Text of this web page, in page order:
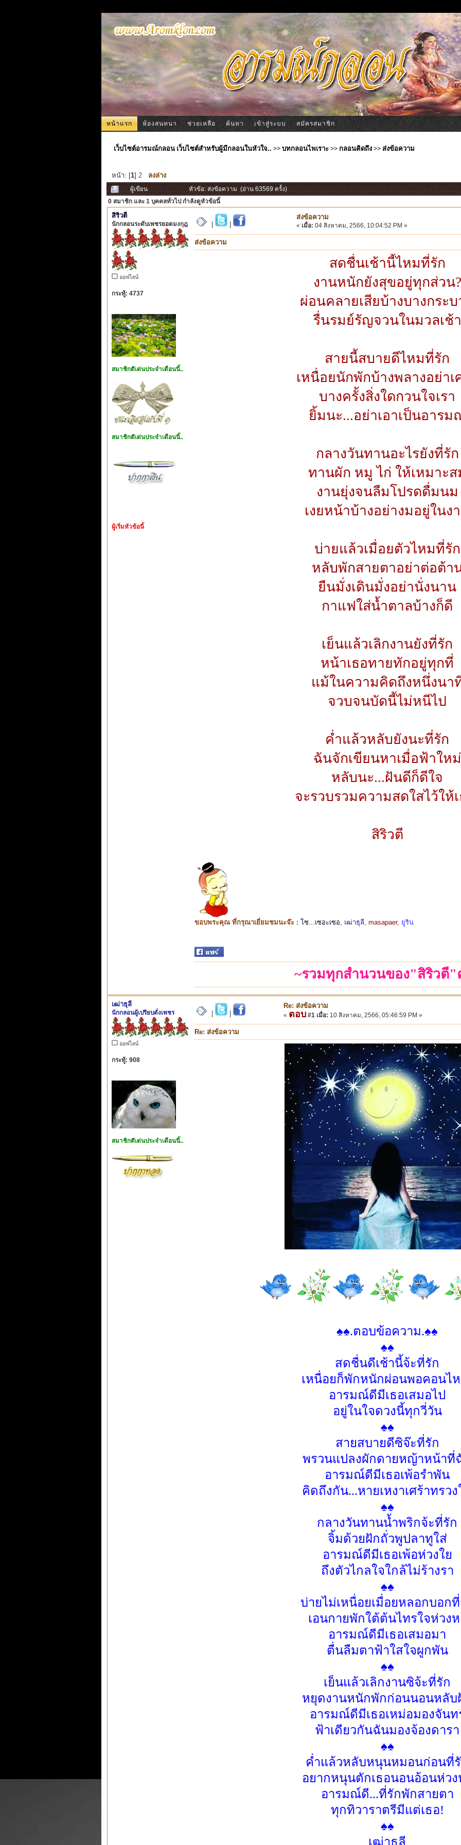
หน้าแรก ห้องสนทนา ช่วยเหลือ ค้นหา เข้าสู่ระบบ สมัครสมาชิก
เว็บไซต์อารมณ์กลอน เว็บไซต์สำหรับผู้มีกลอนในหัวใจ.. >>บทกลอนไพเราะ>>กลอนคิดถึง>>ส่งข้อความ
หน้า: [1] 2 ลงล่าง
ผู้เขียน
หัวข้อ: ส่งข้อความ (อ่าน 63569 ครั้ง)
0 สมาชิก และ 1 บุคคลทั่วไป กำลังดูหัวข้อนี้
สิริวตี
นักกลอนระดับเพชรยอดมงกุฎ
ออฟไลน์
กระทู้: 4737
สมาชิกดีเด่นประจำเดือนนี้..
สมาชิกดีเด่นประจำเดือนนี้..
ผู้เริ่มหัวข้อนี้
ส่งข้อความ
« เมื่อ: 04 สิงหาคม, 2566, 10:04:52 PM »
ส่งข้อความ
สดชื่นเช้านี้ไหมที่รัก
งานหนักยังสุขอยู่ทุกส่วน?
ผ่อนคลายเสียบ้างบางกระ
รื่นรมย์รัญจวนในมวลเช้า
สายนี้สบายดี​ไหมที่​รัก
เหนื่อยนักพักบ้างพลางอย่าเ
บางครั้งสิ่งใดกวนใจเรา
ยิ้มนะ...อย่าเอาเป็นอารม
กลางวันทานอะไรยังที่รัก
ทานผัก​ หมู​ ไก่​ ให้เหมาะ
งานยุ่งจนลืมโปรดดื่มนม
เงยหน้าบ้างอย่างมอยู่ในง
บ่ายแล้วเมื่อยตัวไหมที่รัก
หลับพักสายตาอย่าต่อต้า
ยืนมั่งเดินมั่งอย่านั่งนาน
กาแฟใส่น้ำตาลบ้างก็ดี
เย็นแล้วเลิกงานยังที่รัก
หน้าเธอทายทักอยู่ทุกที่
แม้ในความคิดถึงหนึ่งนา
จวบจนบัดนี้ไม่หนีไป
ค่ำแล้วหลับยังนะที่รัก
ฉันจักเขียนหาเมื่อฟ้าใหม่
หลับนะ...ฝันดีก็ดีใจ
จะรวบรวมความสดใสไว้ให้
สิริวตี
ขอบพระคุณ ที่กรุณาเยี่ยมชมนะจ๊ะ : โซ...เซอะเซอ เฒ่าธุลี masapaer, ยูริน
~รวมทุกสำนวนของ"สิริวตี"
เฒ่าธุลี
นักกลอนผู้เปรียบดั่งเพชร
ออฟไลน์
กระทู้: 908
สมาชิกดีเด่นประจำเดือนนี้..
Re: ส่งข้อความ
« ตอบ #1 เมื่อ: 10 สิงหาคม, 2566, 05:46:59 PM »
Re: ส่งข้อความ
♠♠.ตอบข้อความ.♠♠
♠♠
สดชื่นดีเช้านี้จ้ะที่รัก
เหนื่อยก็พักหนักผ่อนพอคอนไห
อารมณ์ดีมีเธอเสมอไป
อยู่ในใจดวงนี้ทุกวี่วัน
♠♠
สายสบายดีซิจ๊ะที่รัก
พรวนแปลงผักดายหญ้าหน้าที่
อารมณ์ดีมีเธอเพ้อรำพัน
คิดถึงกัน...หายเหงาเศร้าทรว
♠♠
กลางวันทานน้ำพริกจ้ะที่รัก
จิ้มด้วยฝักถั่วพูปลาทูใส่
อารมณ์ดีมีเธอเพ้อห่วงใย
ถึงตัวไกลใจใกล้ไม่ร้างรา
♠♠
บ่ายไม่เหนื่อยเมื่อยหลอกบอก
เอนกายพักใต้ต้นไทรใจห่วง
อารมณ์ดีมีเธอเสมอมา
ตื่นลืมตาฟ้าใสใจผูกพัน
♠♠
เย็นแล้วเลิกงานซิจ้ะที่รัก
หยุดงานหนักพักก่อนนอนหลับ
อารมณ์ดีมีเธอเหม่อมองจันท
ฟ้าเดียวกันฉันมองจ้องดารา
♠♠
ค่ำแล้วหลับหนุนหมอนก่อนที่
อยากหนุนตักเธอนอนอ้อนห่วง
อารมณ์ดี...ที่รักพักสายตา
ทุกทิวาราตรีมีแต่เธอ!
♠♠
เฒ่าธุลี